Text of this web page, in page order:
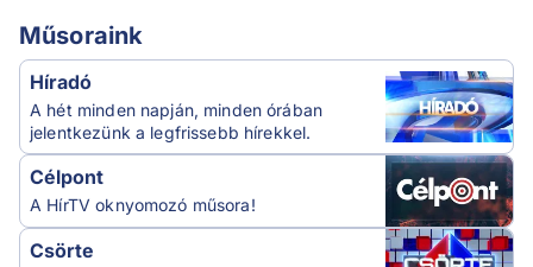
Műsoraink
Híradó
A hét minden napján, minden órában
jelentkezünk a legfrissebb hírekkel.
Célpont
A HírTV oknyomozó műsora!
Csörte